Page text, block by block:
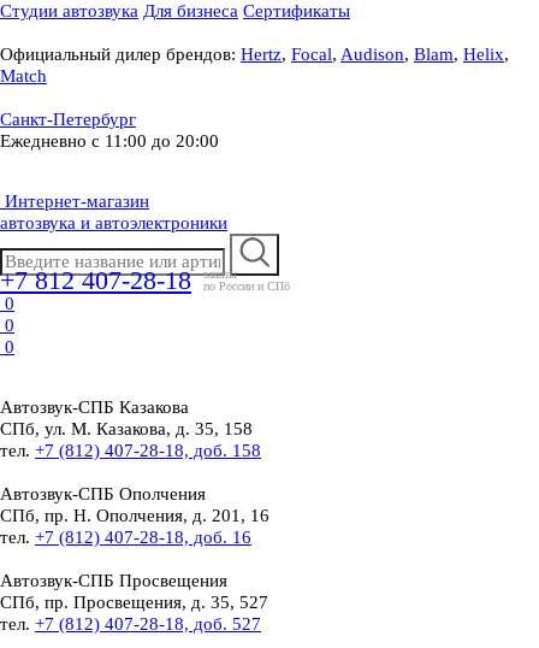
Студии автозвука Для бизнеса Сертификаты
Официальный дилер брендов: Hertz, Focal, Audison, Blam, Helix,
Match
Санкт-Петербург
Ежедневно с 11:00 до 20:00
Интернет-магазин
автозвука и автоэлектроники
+7 812 407-28-18
заказы
по России и СПб
0
0
0
Автозвук-СПБ Казакова
СПб, ул. М. Казакова, д. 35, 158
тел. +7 (812) 407-28-18, доб. 158
Автозвук-СПБ Ополчения
СПб, пр. Н. Ополчения, д. 201, 16
тел. +7 (812) 407-28-18, доб. 16
Автозвук-СПБ Просвещения
СПб, пр. Просвещения, д. 35, 527
тел. +7 (812) 407-28-18, доб. 527